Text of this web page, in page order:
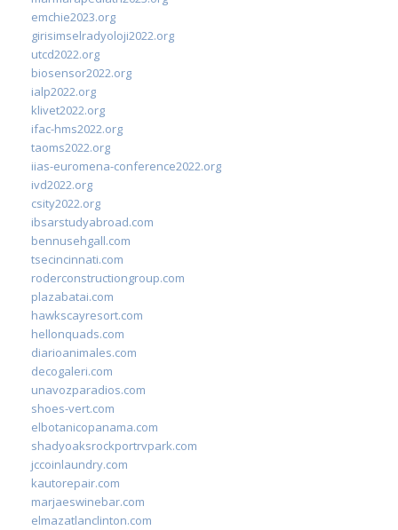
emchie2023.org
girisimselradyoloji2022.org
utcd2022.org
biosensor2022.org
ialp2022.org
klivet2022.org
ifac-hms2022.org
taoms2022.org
iias-euromena-conference2022.org
ivd2022.org
csity2022.org
ibsarstudyabroad.com
bennusehgall.com
tsecincinnati.com
roderconstructiongroup.com
plazabatai.com
hawkscayresort.com
hellonquads.com
diarioanimales.com
decogaleri.com
unavozparadios.com
shoes-vert.com
elbotanicopanama.com
shadyoaksrockportrvpark.com
jccoinlaundry.com
kautorepair.com
marjaeswinebar.com
elmazatlanclinton.com